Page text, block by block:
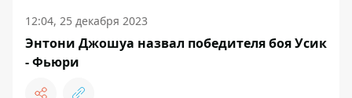
12:04, 25 декабря 2023
Энтони Джошуа назвал победителя боя Усик
- Фьюри